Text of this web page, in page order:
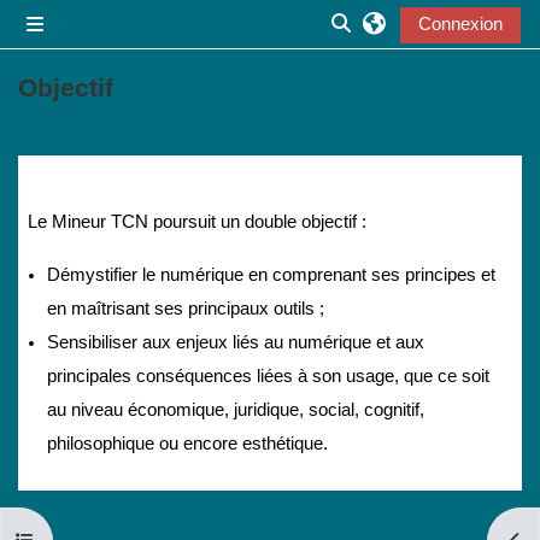
Activer/désactiver la
Connexion
Objectif
Le Mineur TCN poursuit un double objectif :
Démystifier le numérique en comprenant ses principes et
en maîtrisant ses principaux outils ;
Sensibiliser aux enjeux liés au numérique et aux
principales conséquences liées à son usage, que ce soit
au niveau économique, juridique, social, cognitif,
philosophique ou encore esthétique.